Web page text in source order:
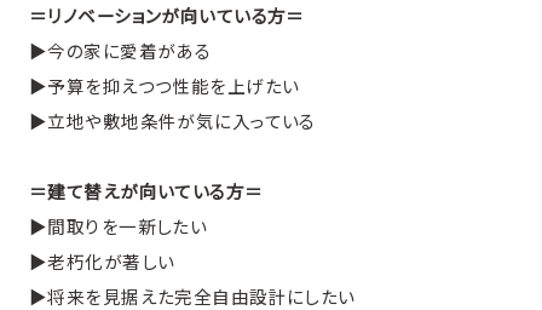
＝リノベーションが向いている方＝
▶︎今の家に愛着がある
▶︎予算を抑えつつ性能を上げたい
▶︎立地や敷地条件が気に入っている
＝建て替えが向いている方＝
▶︎間取りを一新したい
▶︎老朽化が著しい
▶︎将来を見据えた完全自由設計にしたい